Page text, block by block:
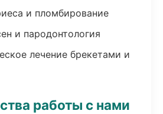
и пломбирование
и пародонтология
лечение брекетами и
работы с нами